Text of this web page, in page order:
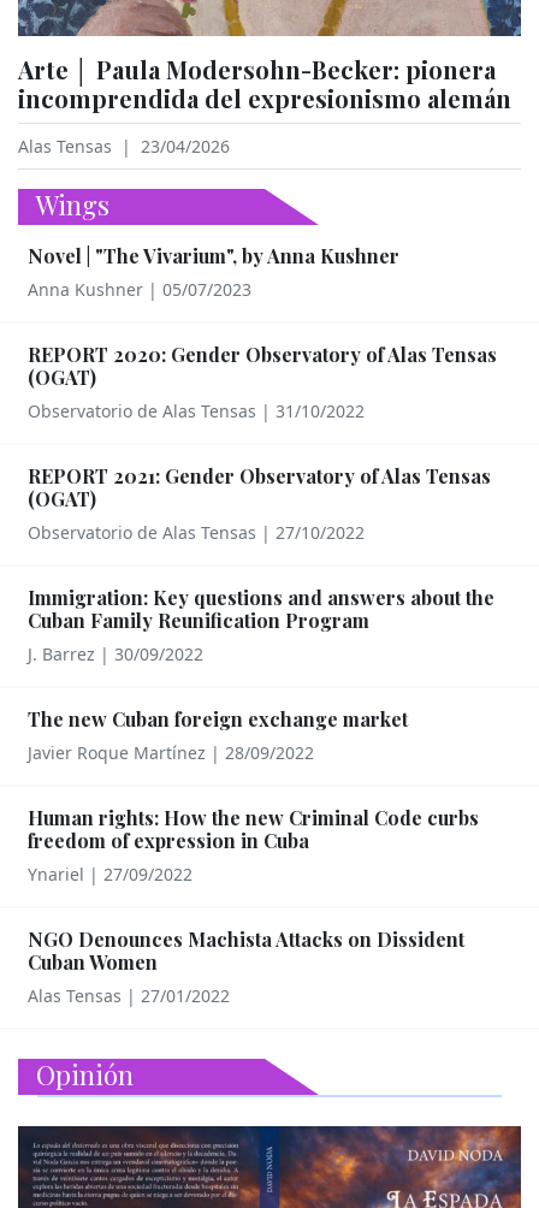
Arte │ Paula Modersohn-Becker: pionera
incomprendida del expresionismo alemán
Alas Tensas | 23/04/2026
Wings
Novel | "The Vivarium", by Anna Kushner
Anna Kushner | 05/07/2023
REPORT 2020: Gender Observatory of Alas Tensas
(OGAT)
Observatorio de Alas Tensas | 31/10/2022
REPORT 2021: Gender Observatory of Alas Tensas
(OGAT)
Observatorio de Alas Tensas | 27/10/2022
Immigration: Key questions and answers about the
Cuban Family Reunification Program
J. Barrez | 30/09/2022
The new Cuban foreign exchange market
Javier Roque Martínez | 28/09/2022
Human rights: How the new Criminal Code curbs
freedom of expression in Cuba
Ynariel | 27/09/2022
NGO Denounces Machista Attacks on Dissident
Cuban Women
Alas Tensas | 27/01/2022
Opinión